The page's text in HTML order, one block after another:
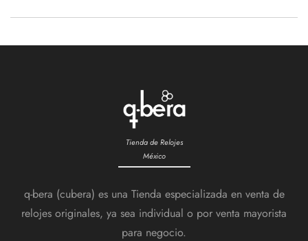
Tienda de Relojes
México
q-bera (cubera) es una Tienda especializada en venta de
relojes originales, ya sea individual o por venta mayorista
para negocio.